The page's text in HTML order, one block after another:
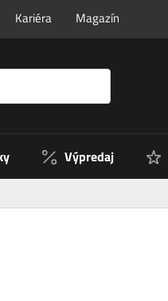
Kariéra Magazín
Výpredaj